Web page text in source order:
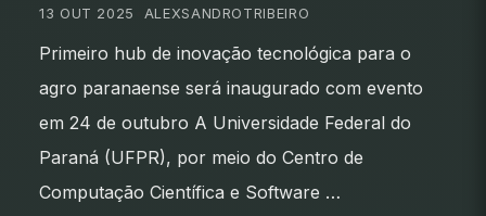
13 OUT 2025 ALEXSANDROTRIBEIRO
Primeiro hub de inovação tecnológica para o
agro paranaense será inaugurado com evento
em 24 de outubro A Universidade Federal do
Paraná (UFPR), por meio do Centro de
Computação Científica e Software …